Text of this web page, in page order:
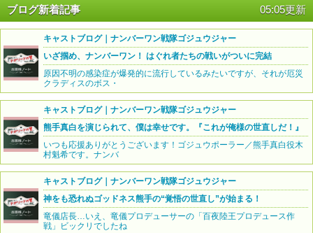
ブログ新着記事 05:05更新
キャストブログ｜ナンバーワン戦隊ゴジュウジャー
いざ掴め、ナンバーワン！ はぐれ者たちの戦いがついに完結
原因不明の感染症が爆発的に流行しているみたいですが、それが厄災
クラディスのボス・
キャストブログ｜ナンバーワン戦隊ゴジュウジャー
熊手真白を演じられて、僕は幸せです。『これが俺様の世直しだ！』
いつも応援ありがとうございます！ゴジュウポーラー／熊手真白役木
村魁希です。ナンバ
キャストブログ｜ナンバーワン戦隊ゴジュウジャー
神をも恐れぬゴッドネス熊手の“覚悟の世直し”が始まる！
竜儀店長…いえ、竜儀プロデューサーの「百夜陸王プロデュース作
戦」ビックリでしたね